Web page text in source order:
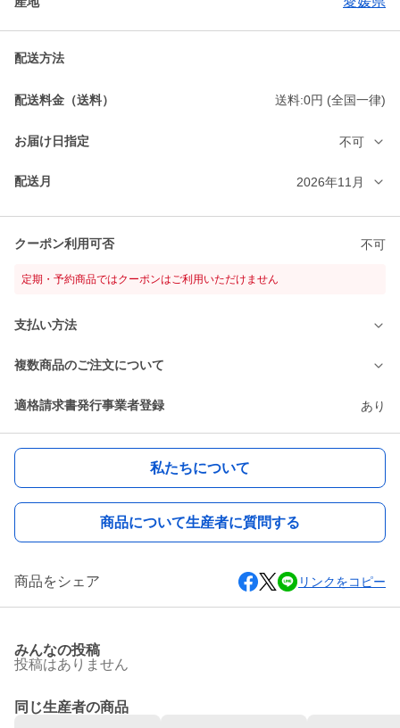
配送方法
配送料金（送料） 送料:0円 (全国一律)
お届け日指定 不可
配送月 2026年11月
クーポン利用可否 不可
定期・予約商品ではクーポンはご利用いただけません
支払い方法
複数商品のご注文について
適格請求書発行事業者登録 あり
私たちについて
商品について生産者に質問する
商品をシェア リンクをコピー
みんなの投稿
投稿はありません
同じ生産者の商品